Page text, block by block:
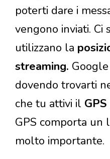
poterti dare i
vengono inviati. Ci
utilizzano la
streaming.
dovendo trovarti
che tu attivi il GPS
GPS comporta un
molto importante.